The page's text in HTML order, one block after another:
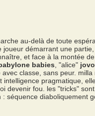
au-delà de toute
joueur démarrant une
et face à la montée de
babies , "alice"
classe, sans peur. milla
pragmatique,
devenir fou. les "tricks" sont
: séquence diaboliquement